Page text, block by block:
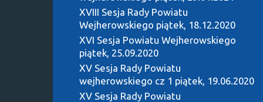
XVIII Sesja Rady Powiatu
Wejherowskiego piątek, 18.12.2020
XVI Sesja Powiatu Wejherowskiego
piątek, 25.09.2020
XV Sesja Rady Powiatu
wejherowskiego cz 1 piątek, 19.06.2020
XV Sesja Rady Powiatu